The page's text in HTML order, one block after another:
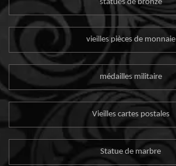
statues de bronze
vieilles pièces de monnaie
médailles militaire
Vieilles cartes postales
Statue de marbre